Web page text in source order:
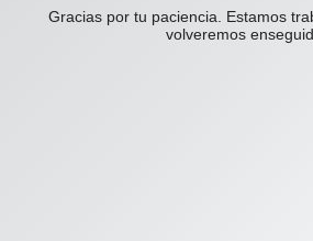
Gracias por tu paciencia. Estamos
volveremos